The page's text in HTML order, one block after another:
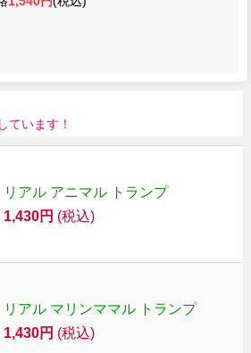
ています！
リアル アニマル トランプ
1,430円 (税込)
リアル マリンママル トランプ
1,430円 (税込)